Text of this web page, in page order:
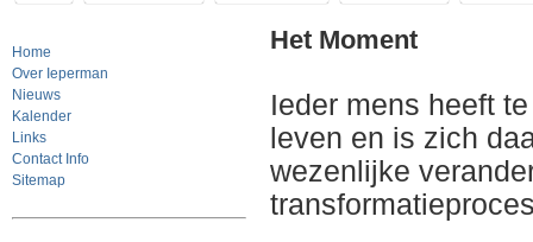
Home
Over Ieperman
Nieuws
Kalender
Links
Contact Info
Sitemap
Het Moment
Ieder mens heeft
leven en is zich
wezenlijke